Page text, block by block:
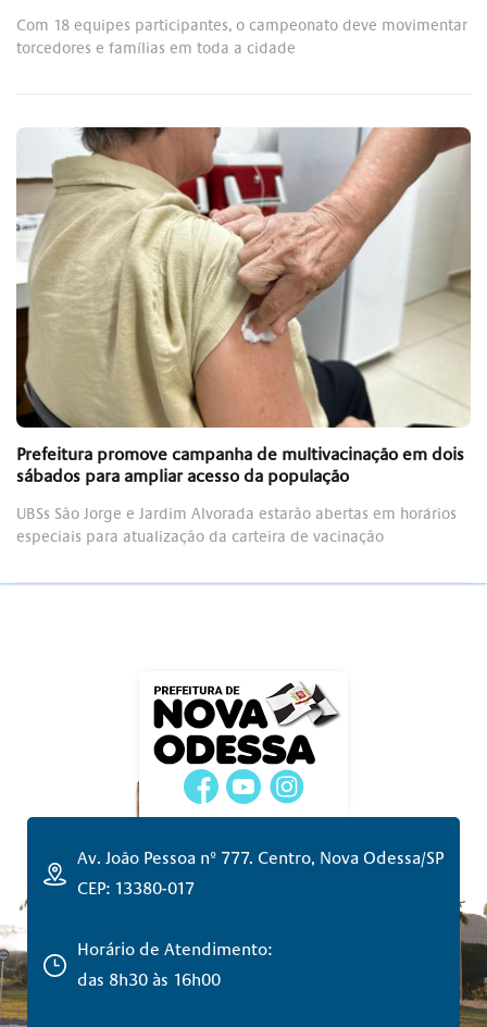
Com 18 equipes participantes, o campeonato deve movimentar
torcedores e famílias em toda a cidade
Prefeitura promove campanha de multivacinação em dois
sábados para ampliar acesso da população
UBSs São Jorge e Jardim Alvorada estarão abertas em horários
especiais para atualização da carteira de vacinação
Av. João Pessoa nº 777. Centro, Nova Odessa/SP
CEP: 13380-017
Horário de Atendimento:
das 8h30 às 16h00